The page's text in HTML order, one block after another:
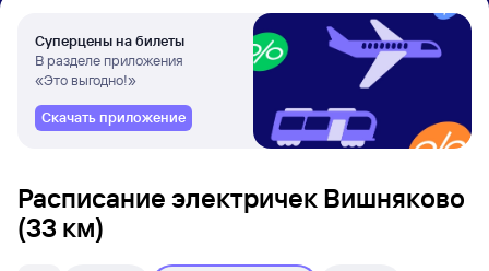
Суперцены на билеты
В разделе приложения
«Это выгодно!»
Скачать приложение
Расписание электричек Вишняково
(33 км)